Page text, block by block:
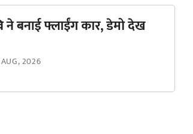
बनाई फ्लाईंग कार, डेमो देख
2026